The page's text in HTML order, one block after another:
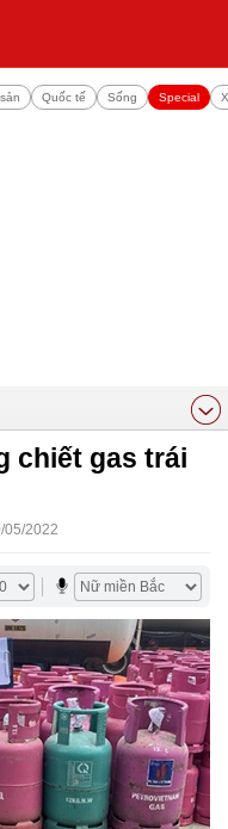
Quốc tế Sống Special
chiết gas trái
05/2022